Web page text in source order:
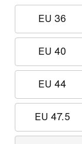
EU 36
EU 40
EU 44
EU 47.5